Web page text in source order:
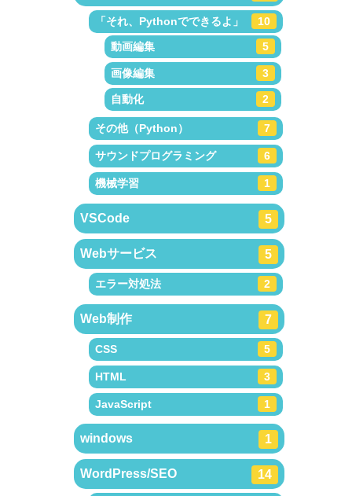
「それ、Pythonでできるよ」
10
動画編集
5
画像編集 3
自動化 2
その他（Python） 7
サウンドプログラミング 6
機械学習 1
VSCode 5
Webサービス 5
エラー対処法 2
Web制作 7
CSS 5
HTML 3
JavaScript 1
windows 1
WordPress/SEO 14